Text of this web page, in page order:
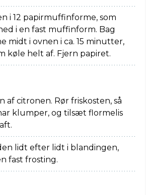
i 12 papirmuffinforme, som
i en fast muffinform. Bag
midt i ovnen i ca. 15 minutter,
køle helt af. Fjern papiret.
af citronen. Rør friskosten, så
klumper, og tilsæt flormelis
lidt efter lidt i blandingen,
fast frosting.